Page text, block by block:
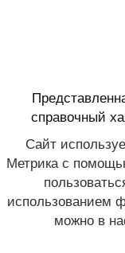
справочный
Сайт
Метрика с
использованием
можно в